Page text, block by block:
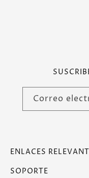
Correo
ENLACES
SOPORTE